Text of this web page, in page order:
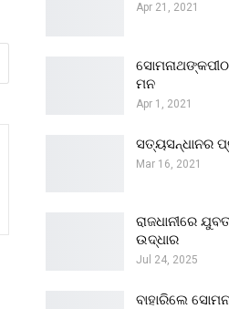
Apr 21, 2021
ମନ
Apr 1, 2021
ସତ୍ୟସନ୍ଧାନର
Mar 16, 2021
ରାଜଧାନୀରେ
ଉଦ୍ଧାର
Jul 24, 2025
ବାହାରିଲେ